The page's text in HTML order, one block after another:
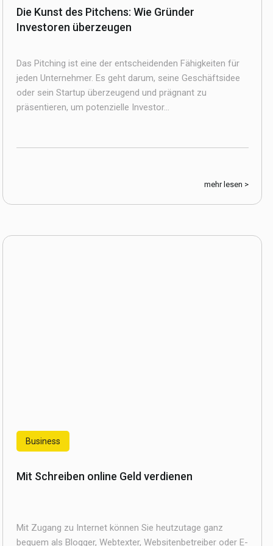
Die Kunst des Pitchens: Wie Gründer
Investoren überzeugen
Das Pitching ist eine der entscheidenden Fähigkeiten für
jeden Unternehmer. Es geht darum, seine Geschäftsidee
oder sein Startup überzeugend und prägnant zu
präsentieren, um potenzielle Investor...
mehr lesen >
Business
Mit Schreiben online Geld verdienen
Mit Zugang zu Internet können Sie heutzutage ganz
bequem als Blogger, Webtexter, Websitenbetreiber oder E-